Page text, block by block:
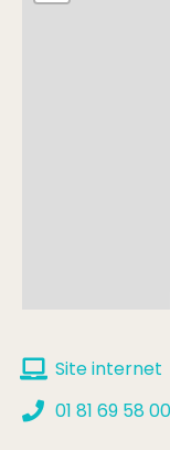
Site internet
01 81 69 58 00